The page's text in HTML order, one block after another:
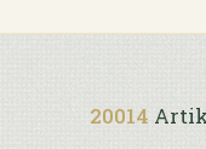
20014